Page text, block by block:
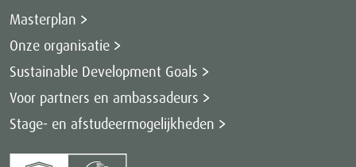
Masterplan
Onze organisatie
Sustainable Development Goals
Voor partners en ambassadeurs
Stage- en afstudeermogelijkheden